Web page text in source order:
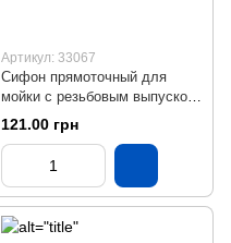
Артикул: 33067
Сифон прямоточный для
мойки с резьбовым выпуском
и гибкой трубой KronoPlast
121.00 грн